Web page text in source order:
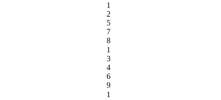
1
2
5
7
8
1
3
4
6
9
1